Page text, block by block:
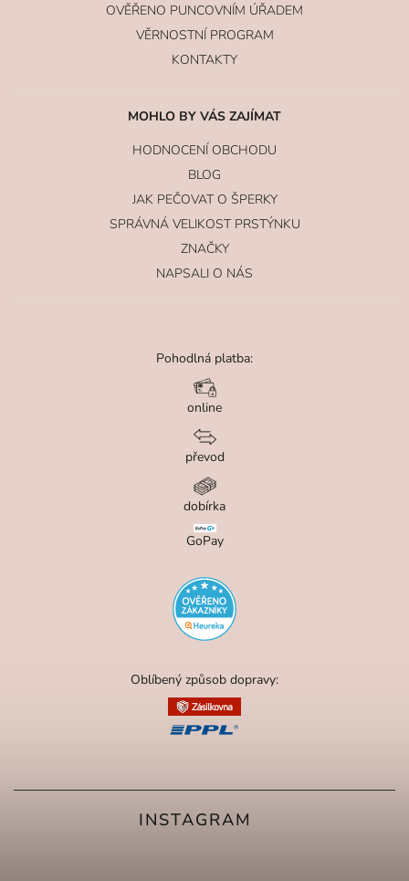
OVĚŘENO PUNCOVNÍM ÚŘADEM
VĚRNOSTNÍ PROGRAM
KONTAKTY
INSTAGRAM
MOHLO BY VÁS ZAJÍMAT
HODNOCENÍ OBCHODU
BLOG
JAK PEČOVAT O ŠPERKY
SPRÁVNÁ VELIKOST PRSTÝNKU
ZNAČKY
NAPSALI O NÁS
Pohodlná platba:
online
převod
dobírka
GoPay
Oblíbený způsob dopravy: